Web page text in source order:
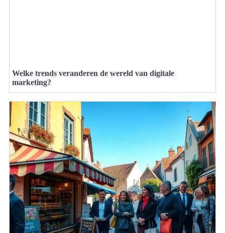
Welke trends veranderen de wereld van digitale
marketing?